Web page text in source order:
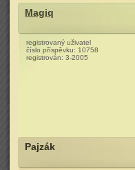
Magiq
registrovaný uživatel
číslo příspěvku: 10758
registrován: 3-2005
Pajzák